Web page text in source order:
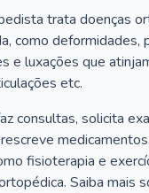
trata doenças
como deformidades,
e luxações que
etc.
consultas, solicita
fisioterapia e
Saiba mais